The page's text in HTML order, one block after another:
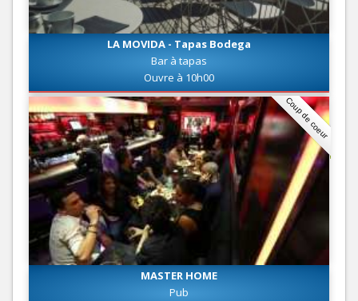
LA MOVIDA - Tapas Bodega
Bar à tapas
Ouvre à 10h00
Coup de coeur
MASTER HOME
Pub